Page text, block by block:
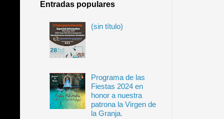
Entradas populares
(sin título)
Programa de las
Fiestas 2024 en
honor a nuestra
patrona la Virgen de
la Granja.